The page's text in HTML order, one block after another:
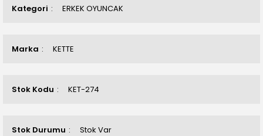
Kategori ERKEK OYUNCAK
Marka KETTE
Stok Kodu KET-274
Stok Durumu Stok Var